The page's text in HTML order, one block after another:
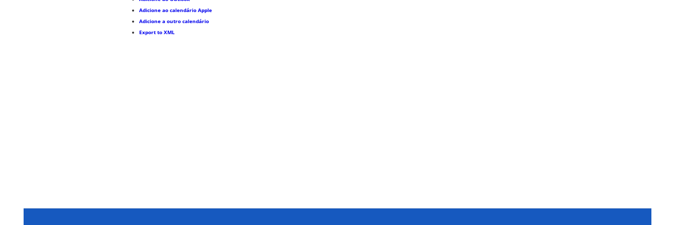
Adicione ao calendário Apple
Adicione a outro calendário
Export to XML